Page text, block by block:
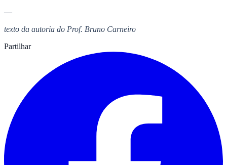
—
texto da autoria do Prof. Bruno Carneiro
Partilhar